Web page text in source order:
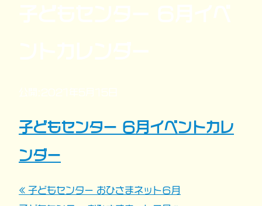
子どもセンター ６月イベントカレ
ンダー
投
« 子どもセンター おひさまネット６月